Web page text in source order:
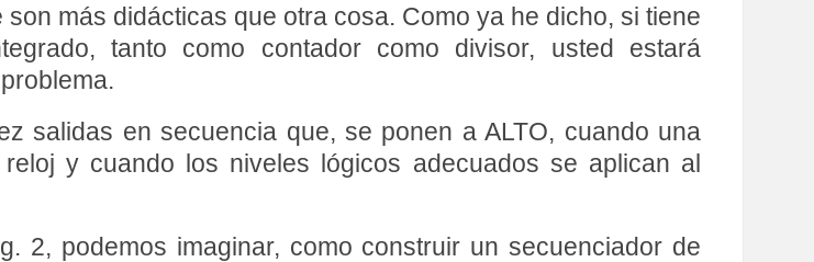
más didácticas que otra cosa. Como ya he dicho, si tiene
tanto como contador como divisor, usted estará
salidas en secuencia que, se ponen a ALTO, cuando una
y cuando los niveles lógicos adecuados se aplican al
2, podemos imaginar, como construir un secuenciador de